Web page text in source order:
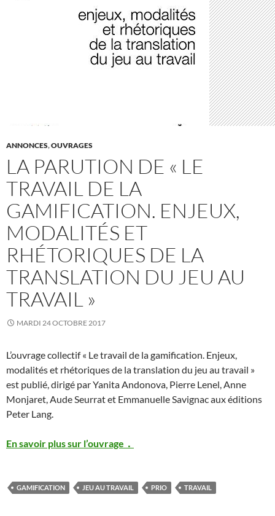
ANNONCES,OUVRAGES
LA PARUTION DE « LE
TRAVAIL DE LA
GAMIFICATION. ENJEUX,
MODALITÉS ET
RHÉTORIQUES DE LA
TRANSLATION DU JEU AU
TRAVAIL »
MARDI 24 OCTOBRE 2017
L’ouvrage collectif « Le travail de la gamification. Enjeux,
modalités et rhétoriques de la translation du jeu au travail »
est publié, dirigé par Yanita Andonova, Pierre Lenel, Anne
Monjaret, Aude Seurrat et Emmanuelle Savignac aux éditions
Peter Lang.
En savoir plus sur l’ouvrage．
GAMIFICATION JEU AU TRAVAIL PRIO TRAVAIL